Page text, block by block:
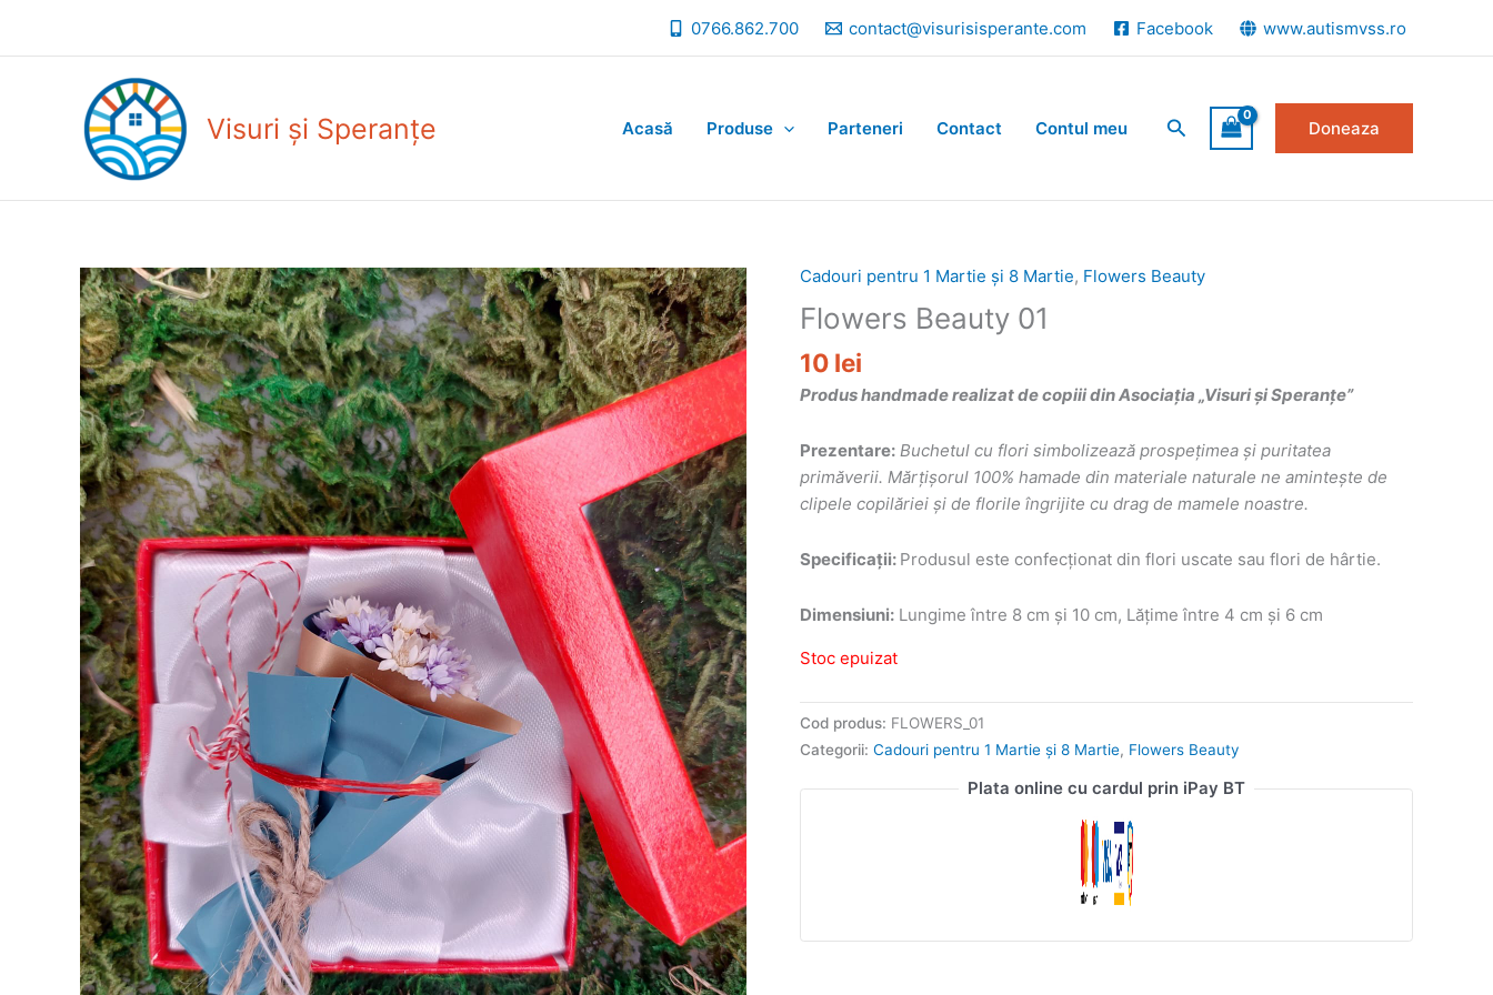
0766.862.700 contact@visurisisperante.com Facebook www.autismvss.ro
Visuri și Speranțe Acasă Produse Parteneri Contact Contul meu Search Doneaza
Cadouri pentru 1 Martie și 8 Martie, Flowers Beauty
Flowers Beauty 01
10 lei
Produs handmade realizat de copiii din Asociația „Visuri și Speranțe”
Prezentare: Buchetul cu flori simbolizează prospețimea și puritatea
primăverii. Mărțișorul 100% hamade din materiale naturale ne amintește de
clipele copilăriei și de florile îngrijite cu drag de mamele noastre.
Specificații: Produsul este confecționat din flori uscate sau flori de hârtie.
Dimensiuni: Lungime între 8 cm și 10 cm, Lățime între 4 cm și 6 cm
Stoc epuizat
Cod produs: FLOWERS_01
Categorii: Cadouri pentru 1 Martie și 8 Martie, Flowers Beauty
Plata online cu cardul prin iPay BT